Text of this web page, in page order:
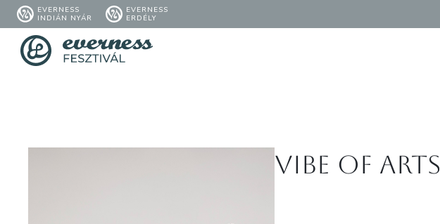
EVERNESS
INDIÁN NYÁR
EVERNESS
ERDÉLY
Vibe of Arts